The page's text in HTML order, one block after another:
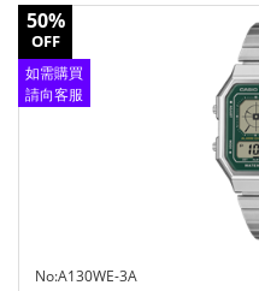
50%
OFF
如需購買
請向客服
No:A130WE-3A